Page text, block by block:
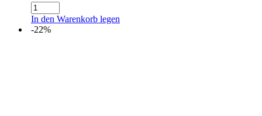
Grazi-
T
Menge
In den Warenkorb legen
-22%